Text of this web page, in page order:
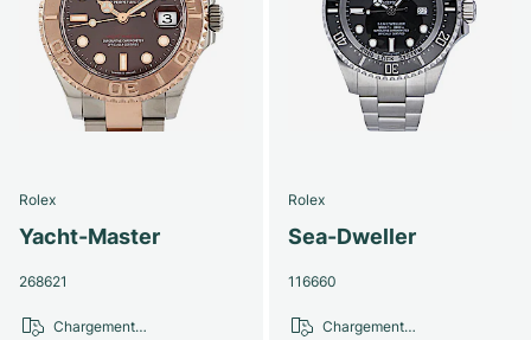
Rolex
Yacht-Master
268621
Chargement…
Rolex
Sea-Dweller
116660
Chargement…